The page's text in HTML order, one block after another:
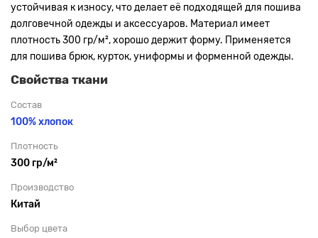
устойчивая к износу, что делает её подходящей для пошива
долговечной одежды и аксессуаров. Материал имеет
плотность 300 гр/м², хорошо держит форму. Применяется
для пошива брюк, курток, униформы и форменной одежды.
Свойства ткани
Состав
100% хлопок
Плотность
300 гр/м²
Производство
Китай
Выбор цвета